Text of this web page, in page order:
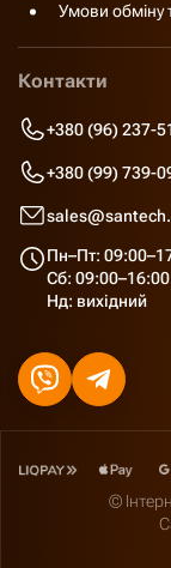
Умови обміну
Контакти
+380 (96) 237-
+380 (99) 739-
Пн–Пт:
Сб: 09:00–16:00
Нд: вихідний
©